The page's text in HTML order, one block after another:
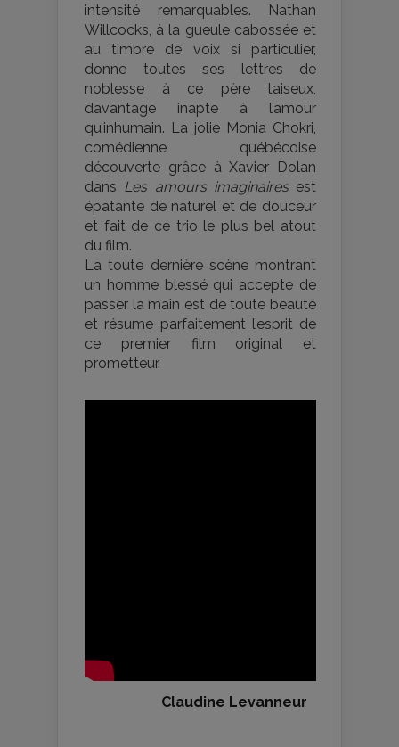
intensité remarquables. Nathan
Willcocks, à la gueule cabossée et
au timbre de voix si particulier,
donne toutes ses lettres de
noblesse à ce père taiseux,
davantage inapte à l’amour
qu’inhumain. La jolie Monia Chokri,
comédienne québécoise
découverte grâce à Xavier Dolan
dans Les amours imaginairesest
épatante de naturel et de douceur
et fait de ce trio le plus bel atout
du film.
La toute dernière scène montrant
un homme blessé qui accepte de
passer la main est de toute beauté
et résume parfaitement l’esprit de
ce premier film original et
prometteur.
Claudine Levanneur